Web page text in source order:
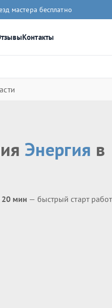
мастера бесплатно
Контакты
Энергия в
20 мин — быстрый старт работ